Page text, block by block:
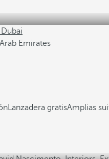
Emirates
Lanzadera gratisAmplias